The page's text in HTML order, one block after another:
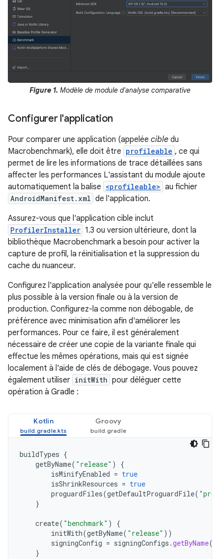
Figure 1. Modèle de module d'analyse comparative
Configurer l'application
Pour comparer une application (appelée cible du
Macrobenchmark), elle doit être profileable , ce qui
permet de lire les informations de trace détaillées sans
affecter les performances L'assistant du module ajoute
automatiquement la balise <profileable> au fichier
AndroidManifest.xml de l'application.
Assurez-vous que l'application cible inclut
ProfilerInstaller 1.3 ou version ultérieure, dont la
bibliothèque Macrobenchmark a besoin pour activer la
capture de profil, la réinitialisation et la suppression du
cache du nuanceur.
Configurez l'application analysée pour qu'elle ressemble le
plus possible à la version finale ou à la version de
production. Configurez-la comme non débogable, de
préférence avec minimisation afin d'améliorer les
performances. Pour ce faire, il est généralement
nécessaire de créer une copie de la variante finale qui
effectue les mêmes opérations, mais qui est signée
localement à l'aide de clés de débogage. Vous pouvez
également utiliser initWith pour déléguer cette
opération à Gradle :
Kotlin Groovy
buildTypes {
getByName( "release" )
{
isMinifyEnabled = true
isShrinkResources = true
proguardFiles(getDefaultProguardFile(
}
create( "benchmark" )
{
initWith(getByName( "release" ))
signingConfig = signingConfigs .getByName(
}